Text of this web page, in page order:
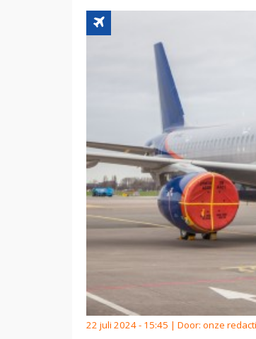
22 juli 2024 - 15:45 | Door: onze